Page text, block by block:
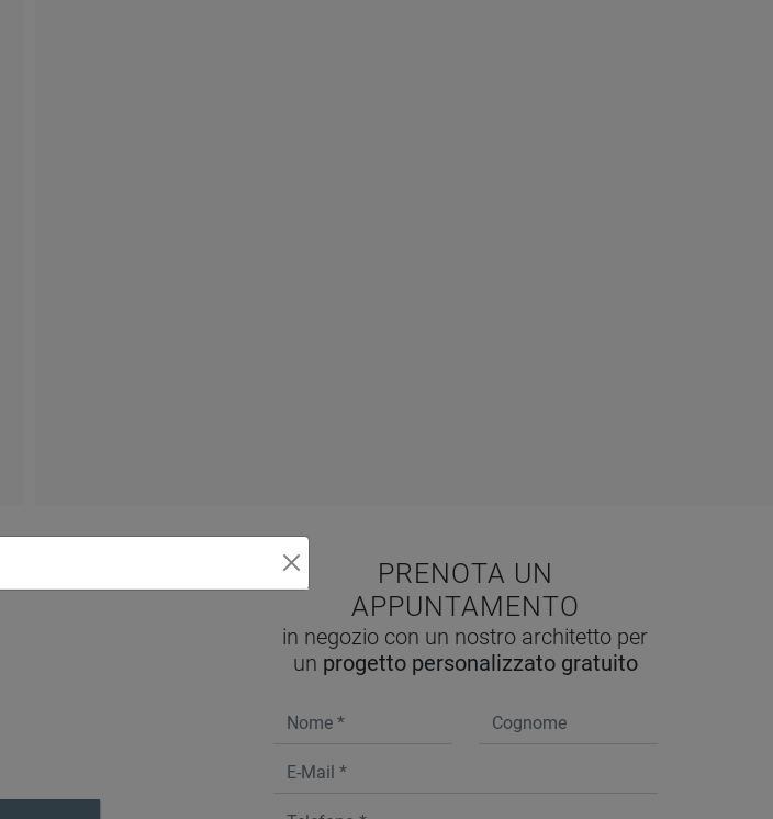
PRENOTA UN
APPUNTAMENTO
in negozio con un nostro architetto per
un progetto personalizzato gratuito